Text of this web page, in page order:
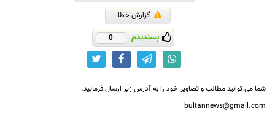
گزارش خطا
پسندیدم 0
شما می توانید مطالب و تصاویر خود را به آدرس زیر ارسال فرمایید.
bultannews@gmail.com